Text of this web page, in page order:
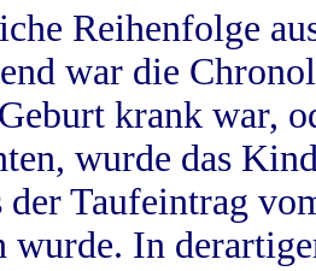
Reihenfolge
war die
krank war,
wurde das
der Taufeintrag
wurde. In